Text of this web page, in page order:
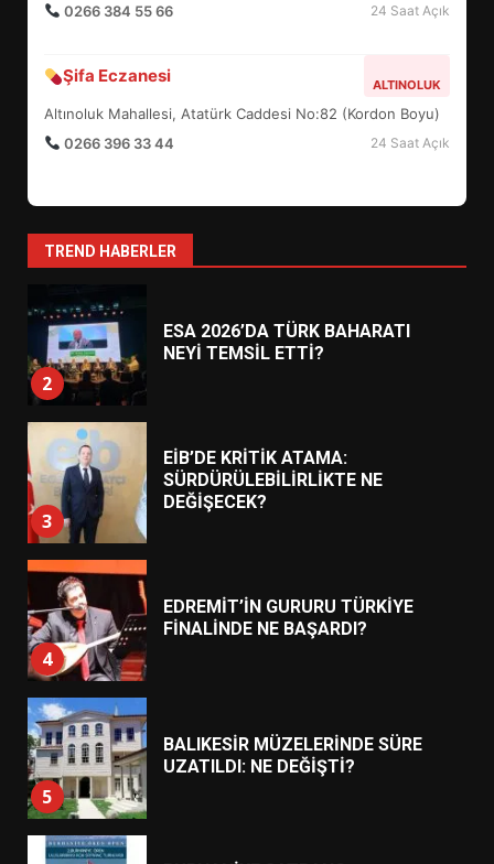
0266 384 55 66
24 Saat Açık
Şifa Eczanesi ALTINOLUK
Altınoluk Mahallesi, Atatürk Caddesi No:82 (Kordon Boyu)
0266 396 33 44
24 Saat Açık
TREND HABERLER
1
HAREKETE GEÇİYOR: GÖZLER
BULUŞMADA
2
3
EİB’DE KRİTİK ATAMA:
SÜRDÜRÜLEBİLİRLİKTE NE
DEĞİŞECEK?
4
EDREMİT’İN GURURU TÜRKİYE
FİNALİNDE NE BAŞARDI?
5
BALIKESİR MÜZELERİNDE SÜRE
UZATILDI: NE DEĞİŞTİ?
6
BURHANİYE SATRANÇ
TURNUVASI KAYITLARI NEYİ
DEĞİŞTİRİYOR?